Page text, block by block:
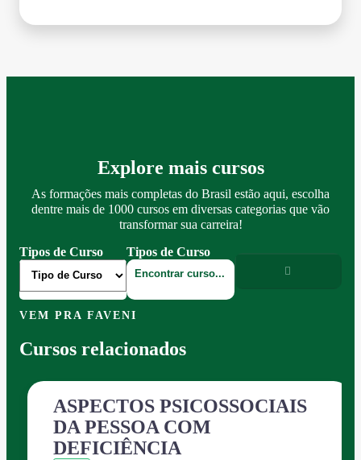
Explore mais cursos
As formações mais completas do Brasil estão aqui, escolha
dentre mais de 1000 cursos em diversas categorias que vão
transformar sua carreira!
Tipos de Curso
Tipos de Curso
VEM PRA FAVENI
Cursos relacionados
ASPECTOS PSICOSSOCIAIS
DA PESSOA COM
DEFICIÊNCIA